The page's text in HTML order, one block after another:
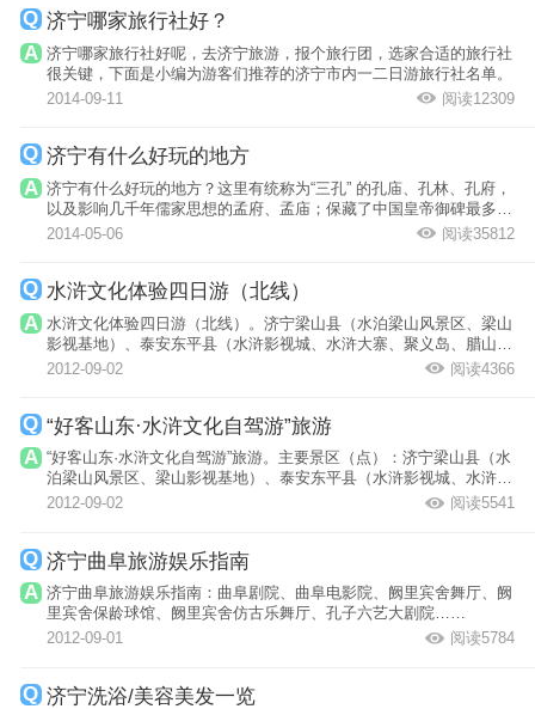
济宁哪家旅行社好？
济宁哪家旅行社好呢，去济宁旅游，报个旅行团，选家合适的旅行社
很关键，下面是小编为游客们推荐的济宁市内一二日游旅行社名单。
2014-09-11
阅读12309
济宁有什么好玩的地方
济宁有什么好玩的地方？这里有统称为“三孔” 的孔庙、孔林、孔府，
以及影响几千年儒家思想的孟府、孟庙；保藏了中国皇帝御碑最多、
规模最...
2014-05-06 阅读35812
水浒文化体验四日游（北线）
水浒文化体验四日游（北线）。济宁梁山县（水泊梁山风景区、梁山
影视基地）、泰安东平县（水浒影视城、水浒大寨、聚义岛、腊山国
家森林公园...
2012-09-02 阅读4366
“好客山东·水浒文化自驾游”旅游
“好客山东·水浒文化自驾游”旅游。主要景区（点）：济宁梁山县（水
泊梁山风景区、梁山影视基地）、泰安东平县（水浒影视城、水浒大
寨、聚...
2012-09-02 阅读5541
济宁曲阜旅游娱乐指南
济宁曲阜旅游娱乐指南：曲阜剧院、曲阜电影院、阙里宾舍舞厅、阙
里宾舍保龄球馆、阙里宾舍仿古乐舞厅、孔子六艺大剧院……
2012-09-01
阅读5784
济宁洗浴/美容美发一览